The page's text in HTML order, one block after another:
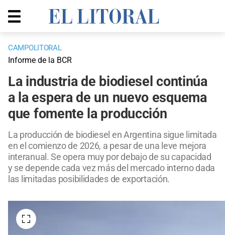
CAMPOLITORAL
Informe de la BCR
La industria de biodiesel continúa
a la espera de un nuevo esquema
que fomente la producción
La producción de biodiesel en Argentina sigue limitada
en el comienzo de 2026, a pesar de una leve mejora
interanual. Se opera muy por debajo de su capacidad
y se depende cada vez más del mercado interno dada
las limitadas posibilidades de exportación.